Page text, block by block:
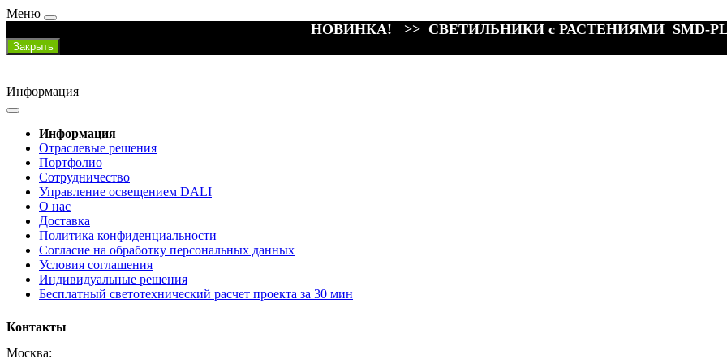
Меню
НОВИНКА! >> СВЕТИЛЬНИКИ с РАСТЕНИЯМИ SMD-
Закрыть
Информация
Информация
Отраслевые решения
Портфолио
Сотрудничество
Управление освещением DALI
О нас
Доставка
Политика конфиденциальности
Согласие на обработку персональных данных
Условия соглашения
Индивидуальные решения
Бесплатный светотехнический расчет проекта за 30 мин
Контакты
Москва: